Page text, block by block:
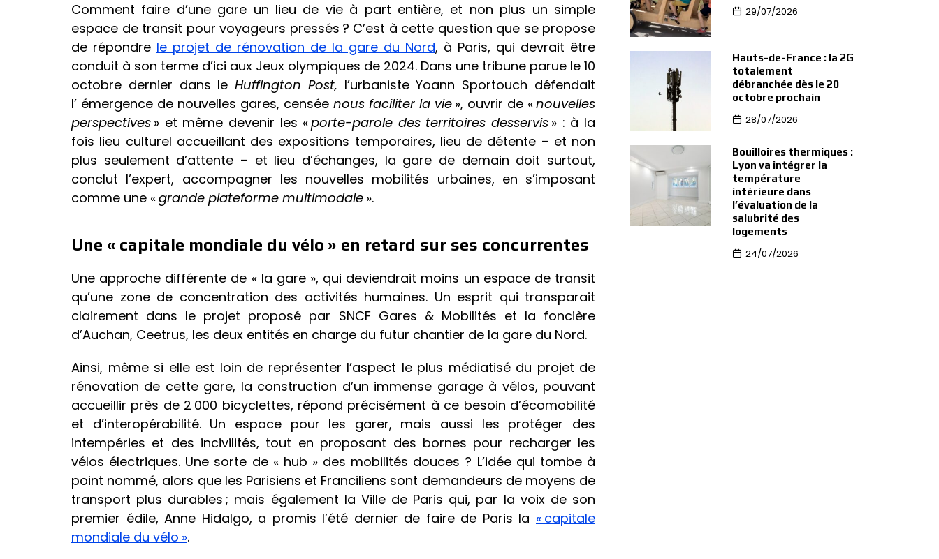
Comment faire d’une gare un lieu de vie à part entière, et non plus un simple
espace de transit pour voyageurs pressés ? C’est à cette question que se propose
de répondre le projet de rénovation de la gare du Nord, à Paris, qui devrait être
conduit à son terme d’ici aux Jeux olympiques de 2024. Dans une tribune parue le 10
octobre dernier dans leHuffington Post, l’urbaniste Yoann Sportouch défendait
l’ émergence de nouvelles gares, censée nous faciliter la vie », ouvrir de «nouvelles
perspectives » et même devenir les «porte-parole des territoires desservis » : à la
fois lieu culturel accueillant des expositions temporaires, lieu de détente – et non
plus seulement d’attente – et lieu d’échanges, la gare de demain doit surtout,
conclut l’expert, accompagner les nouvelles mobilités urbaines, en s’imposant
comme une «grande plateforme multimodale ».
Une « capitale mondiale du vélo » en retard sur ses concurrentes
Une approche différente de « la gare », qui deviendrait moins un espace de transit
qu’une zone de concentration des activités humaines. Un esprit qui transparait
clairement dans le projet proposé par SNCF Gares & Mobilités et la foncière
d’Auchan, Ceetrus, les deux entités en charge du futur chantier de la gare du Nord.
Ainsi, même si elle est loin de représenter l’aspect le plus médiatisé du projet de
rénovation de cette gare, la construction d’un immense garage à vélos, pouvant
accueillir près de 2 000 bicyclettes, répond précisément à ce besoin d’écomobilité
et d’interopérabilité. Un espace pour les garer, mais aussi les protéger des
intempéries et des incivilités, tout en proposant des bornes pour recharger les
vélos électriques. Une sorte de « hub » des mobilités douces ? L’idée qui tombe à
point nommé, alors que les Parisiens et Franciliens sont demandeurs de moyens de
transport plus durables ; mais également la Ville de Paris qui, par la voix de son
premier édile, Anne Hidalgo, a promis l’été dernier de faire de Paris la « capitale
mondiale du vélo ».
29/07/2026
Hauts-de-France : la 2G
totalement
débranchée dès le 20
octobre prochain
28/07/2026
Bouilloires thermiques :
Lyon va intégrer la
température
intérieure dans
l’évaluation de la
salubrité des
logements
24/07/2026